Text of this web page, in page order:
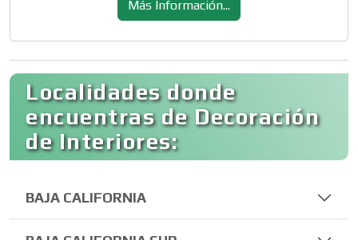
Más Información...
Localidades donde
encuentras de Decoración
de Interiores:
BAJA CALIFORNIA